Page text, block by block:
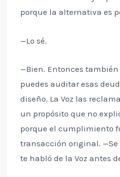
porque la alternativa es
—Lo sé.
—Bien. Entonces también
puedes auditar esas
diseño. La Voz las
un propósito que no
porque el cumplimiento
transacción original.
te habló de la Voz antes